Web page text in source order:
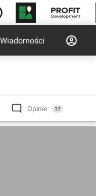
Wiadomości
Opinie 17